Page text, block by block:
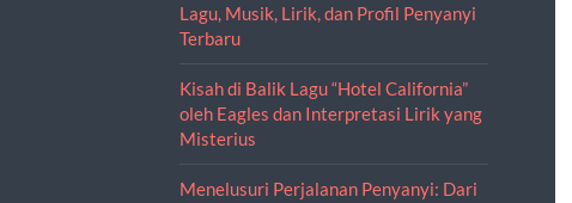
Lagu, Musik, Lirik, dan Profil Penyanyi
Terbaru
Kisah di Balik Lagu “Hotel California”
oleh Eagles dan Interpretasi Lirik yang
Misterius
Menelusuri Perjalanan Penyanyi: Dari